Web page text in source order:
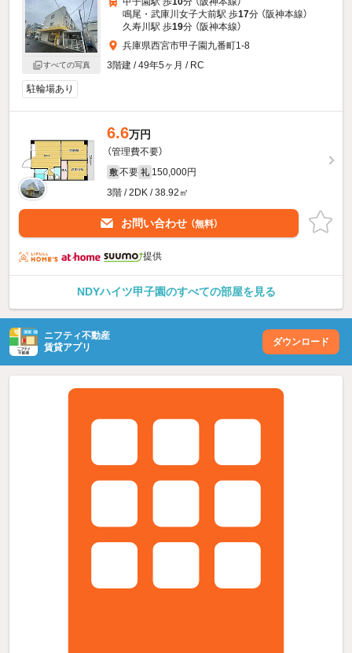
すべての写真
鳴尾・武庫川女子大前駅 歩17分 （阪神本線）
久寿川駅 歩19分 （阪神本線）
兵庫県西宮市甲子園九番町1-8
3階建 / 49年5ヶ月 / RC
駐輪場あり
6.6万円
（管理費不要）
敷 不要 礼 150,000円
3階 / 2DK / 38.92㎡
お問い合わせ （無料）
提供
NDYハイツ甲子園のすべての部屋を見る
ニフティ不動産
賃貸アプリ
ダウンロード